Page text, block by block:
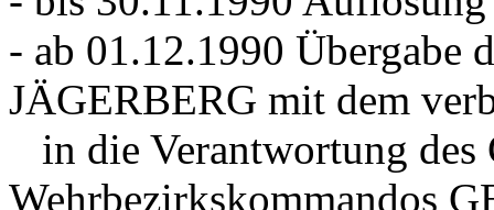
- ab 01.12.1990 Übergabe
JÄGERBERG mit dem
in die Verantwortung des
Wehrbezirkskommandos